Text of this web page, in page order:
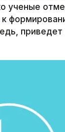
ученые